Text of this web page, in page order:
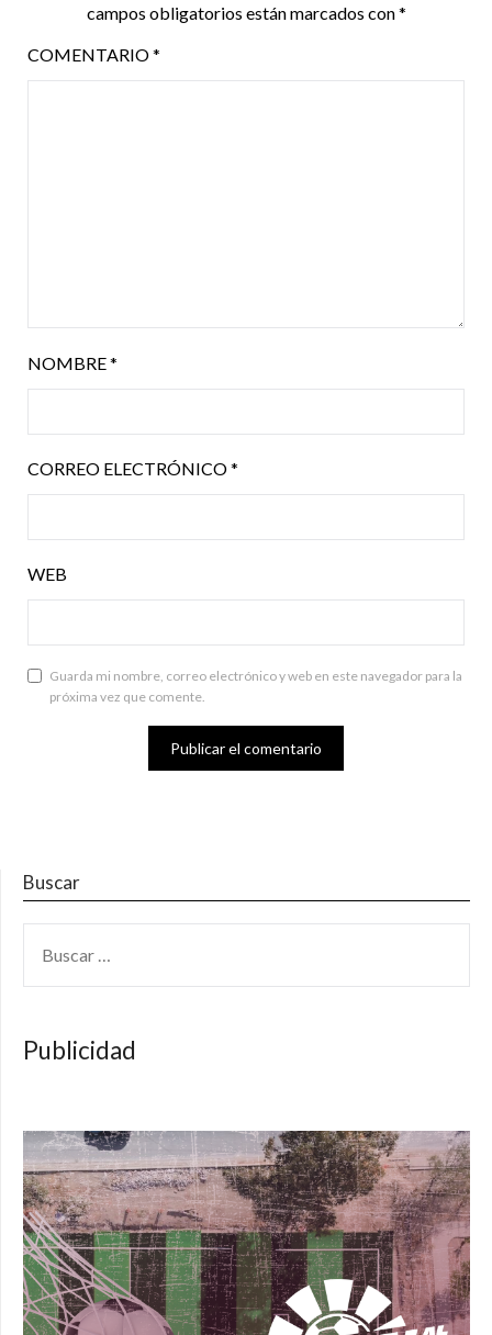
campos obligatorios están marcados con*
COMENTARIO*
NOMBRE*
CORREO ELECTRÓNICO*
WEB
Guarda mi nombre, correo electrónico y web en este navegador para la
próxima vez que comente.
Buscar
Publicidad